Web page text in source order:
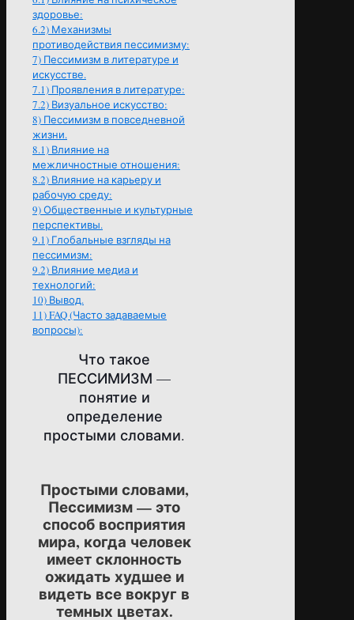
здоровье:
6.2) Механизмы
противодействия пессимизму:
7) Пессимизм в литературе и
искусстве.
7.1) Проявления в литературе:
7.2) Визуальное искусство:
8) Пессимизм в повседневной
жизни.
8.1) Влияние на
межличностные отношения:
8.2) Влияние на карьеру и
рабочую среду:
9)Общественные и культурные
перспективы.
9.1) Глобальные взгляды на
пессимизм:
9.2) Влияние медиа и
технологий:
10) Вывод.
11)FAQ (Часто задаваемые
вопросы):
Что такое
ПЕССИМИЗМ —
понятие и
определение
простыми словами.
Простыми словами,
Пессимизм — это
способ восприятия
мира, когда человек
имеет склонность
ожидать худшее и
видеть все вокруг в
темных цветах.